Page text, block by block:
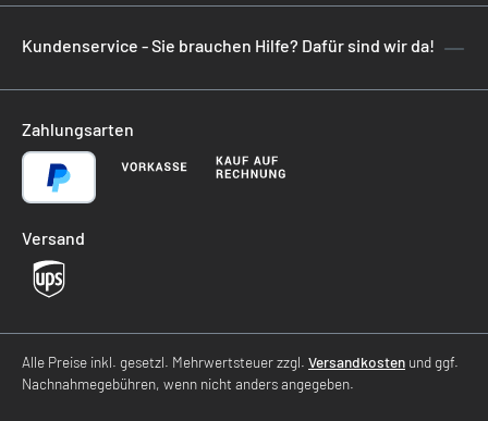
Kundenservice - Sie brauchen Hilfe? Dafür sind wir da!
Zahlungsarten
Versand
Alle Preise inkl. gesetzl. Mehrwertsteuer zzgl. Versandkosten und ggf.
Nachnahmegebühren, wenn nicht anders angegeben.